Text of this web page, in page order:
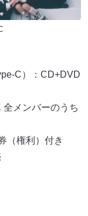
C）：CD+DVD
メンバーのうち
（権利）付き